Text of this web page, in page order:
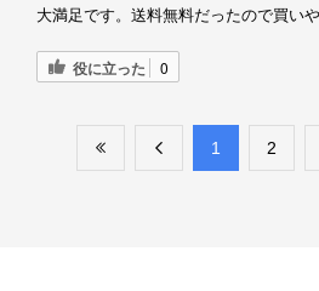
大満足です。送料無料だったので買い
役に立った 0
​1 ​2